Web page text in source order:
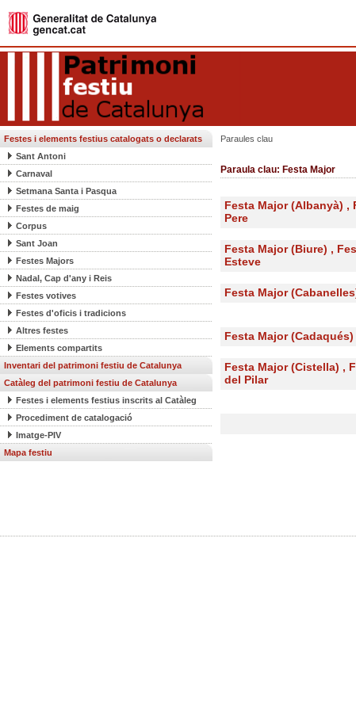
Festes i elements festius catalogats o declarats
Sant Antoni
Carnaval
Setmana Santa i Pasqua
Festes de maig
Corpus
Sant Joan
Festes Majors
Nadal, Cap d'any i Reis
Festes votives
Festes d'oficis i tradicions
Altres festes
Elements compartits
Inventari del patrimoni festiu de Catalunya
Catàleg del patrimoni festiu de Catalunya
Festes i elements festius inscrits al Catàleg
Procediment de catalogació
Imatge-PIV
Mapa festiu
Paraules clau
Paraula clau: Festa Major
Festa Major (Albanyà) ,
Pere
Festa Major (Biure) ,
Esteve
Festa Major
Festa Major (Cadaqués)
Festa Major (Cistella) ,
del Pilar